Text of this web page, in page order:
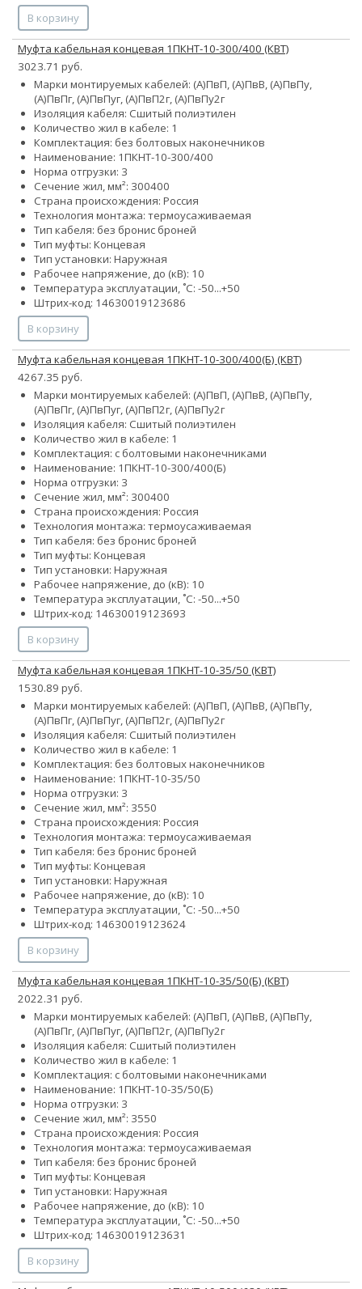
В корзину
Муфта кабельная концевая 1ПКНТ-10-300/400 (КВТ)
3023.71 руб.
Марки монтируемых кабелей: (А)ПвП, (А)ПвВ, (А)ПвПу,
(А)ПвПг, (А)ПвПуг, (А)ПвП2г, (А)ПвПу2г
Изоляция кабеля: Сшитый полиэтилен
Количество жил в кабеле: 1
Комплектация: без болтовых наконечников
Наименование: 1ПКНТ-10-300/400
Норма отгрузки: 3
Сечение жил, мм²: 300400
Страна происхождения: Россия
Технология монтажа: термоусаживаемая
Тип кабеля: без бронис броней
Тип муфты: Концевая
Тип установки: Наружная
Рабочее напряжение, до (кВ): 10
Температура эксплуатации, ˚С: -50...+50
Штрих-код: 14630019123686
В корзину
Муфта кабельная концевая 1ПКНТ-10-300/400(Б) (КВТ)
4267.35 руб.
Марки монтируемых кабелей: (А)ПвП, (А)ПвВ, (А)ПвПу,
(А)ПвПг, (А)ПвПуг, (А)ПвП2г, (А)ПвПу2г
Изоляция кабеля: Сшитый полиэтилен
Количество жил в кабеле: 1
Комплектация: с болтовыми наконечниками
Наименование: 1ПКНТ-10-300/400(Б)
Норма отгрузки: 3
Сечение жил, мм²: 300400
Страна происхождения: Россия
Технология монтажа: термоусаживаемая
Тип кабеля: без бронис броней
Тип муфты: Концевая
Тип установки: Наружная
Рабочее напряжение, до (кВ): 10
Температура эксплуатации, ˚С: -50...+50
Штрих-код: 14630019123693
В корзину
Муфта кабельная концевая 1ПКНТ-10-35/50 (КВТ)
1530.89 руб.
Марки монтируемых кабелей: (А)ПвП, (А)ПвВ, (А)ПвПу,
(А)ПвПг, (А)ПвПуг, (А)ПвП2г, (А)ПвПу2г
Изоляция кабеля: Сшитый полиэтилен
Количество жил в кабеле: 1
Комплектация: без болтовых наконечников
Наименование: 1ПКНТ-10-35/50
Норма отгрузки: 3
Сечение жил, мм²: 3550
Страна происхождения: Россия
Технология монтажа: термоусаживаемая
Тип кабеля: без бронис броней
Тип муфты: Концевая
Тип установки: Наружная
Рабочее напряжение, до (кВ): 10
Температура эксплуатации, ˚С: -50...+50
Штрих-код: 14630019123624
В корзину
Муфта кабельная концевая 1ПКНТ-10-35/50(Б) (КВТ)
2022.31 руб.
Марки монтируемых кабелей: (А)ПвП, (А)ПвВ, (А)ПвПу,
(А)ПвПг, (А)ПвПуг, (А)ПвП2г, (А)ПвПу2г
Изоляция кабеля: Сшитый полиэтилен
Количество жил в кабеле: 1
Комплектация: с болтовыми наконечниками
Наименование: 1ПКНТ-10-35/50(Б)
Норма отгрузки: 3
Сечение жил, мм²: 3550
Страна происхождения: Россия
Технология монтажа: термоусаживаемая
Тип кабеля: без бронис броней
Тип муфты: Концевая
Тип установки: Наружная
Рабочее напряжение, до (кВ): 10
Температура эксплуатации, ˚С: -50...+50
Штрих-код: 14630019123631
В корзину